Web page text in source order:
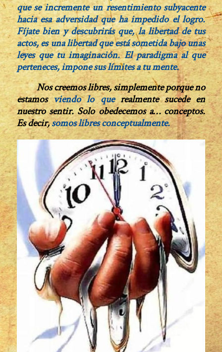
que se incremente un resentimiento subyacente
hacia esa adversidad que ha impedido el logro.
Fíjate bien y descubrirás que, la libertad de tus
actos, es una libertad que está sometida bajo unas
leyes que tu imaginación. El paradigma al que
perteneces, impone sus límites a tu mente.
Nos creemos libres, simplemente porque no
estamosviendo lo querealmente sucede en
nuestro sentir. Solo obedecemos a… conceptos.
Es decir,somos libres conceptualmente.